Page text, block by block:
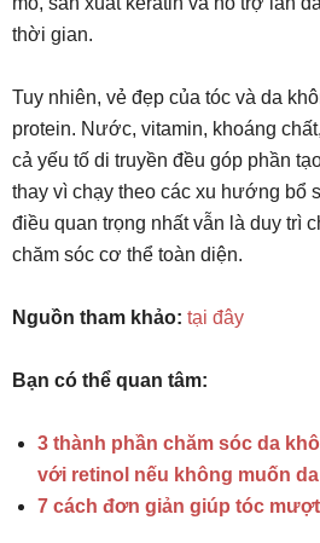
thời gian.
Tuy nhiên, vẻ đẹp của tóc và da
protein. Nước, vitamin, khoáng
cả yếu tố di truyền đều góp phần
thay vì chạy theo các xu hướng bổ
điều quan trọng nhất vẫn là duy trì
chăm sóc cơ thể toàn diện.
Nguồn tham khảo: tại đây
Bạn có thể quan tâm:
3 thành phần chăm sóc da
với retinol nếu không muốn
7 cách đơn giản giúp tóc